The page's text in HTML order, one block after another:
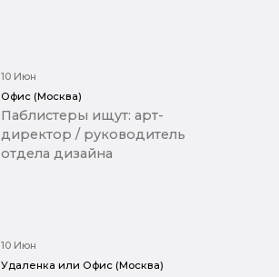
10 Июн
Офис (Москва)
Паблистеры ищут: арт-
директор / руководитель
отдела дизайна
10 Июн
Удаленка или Офис (Москва)